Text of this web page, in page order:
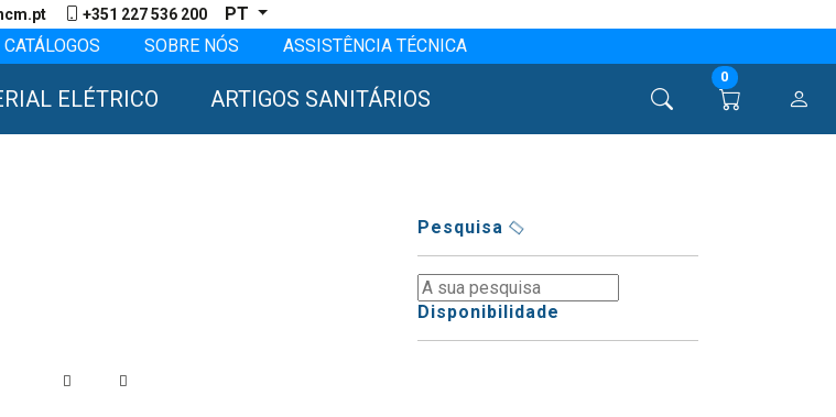
+351 227 536 200
PT
CATÁLOGOS SOBRE NÓS ASSISTÊNCIA TÉCNICA
ELÉTRICO ARTIGOS SANITÁRIOS
0
Pesquisa
Disponibilidade